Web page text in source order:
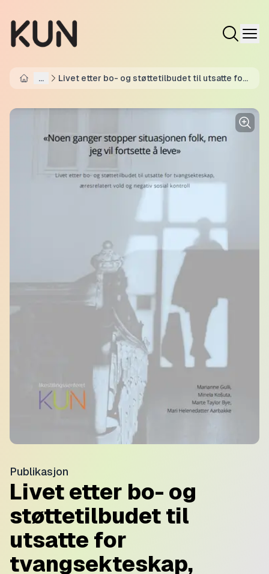
...
Livet etter bo- og støttetilbudet til utsatte for
Publikasjon
Livet etter bo- og
støttetilbudet til
utsatte for
tvangsekteskap,